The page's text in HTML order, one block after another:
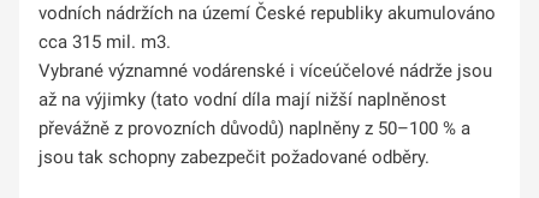
vodních nádržích na území České republiky akumulováno
cca 315 mil. m3.
Vybrané významné vodárenské i víceúčelové nádrže jsou
až na výjimky (tato vodní díla mají nižší naplněnost
převážně z provozních důvodů) naplněny z 50–100 % a
jsou tak schopny zabezpečit požadované odběry.